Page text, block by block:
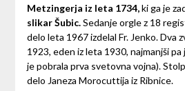
Metzingerja iz leta 1734,ki ga je
slikar Šubic.Sedanje orgle z 18
delo leta 1967 izdelal Fr. Jenko. Dva
1923, eden iz leta 1930, najmanjši
je pobrala prva svetovna vojna).
delo Janeza Morocuttija iz Ribnice.